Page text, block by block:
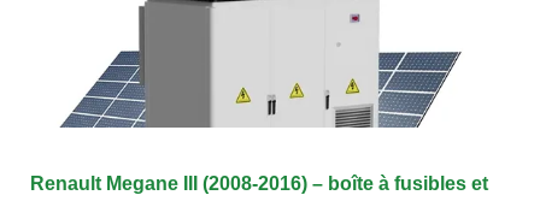
Renault Megane III (2008-2016) – boîte à fusibles et